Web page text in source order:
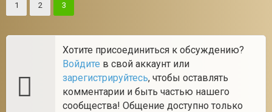
1 2 3
Хотите присоединиться к обсуждению?
Войдите в свой аккаунт или
зарегистрируйтесь, чтобы оставлять
комментарии и быть частью нашего
сообщества! Общение доступно только